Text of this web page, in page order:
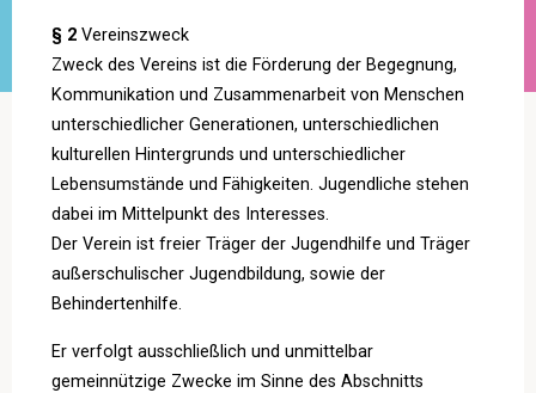
§ 2Vereinszweck
Zweck des Vereins ist die Förderung der Begegnung,
Kommunikation und Zusammenarbeit von Menschen
unterschiedlicher Generationen, unterschiedlichen
kulturellen Hintergrunds und unterschiedlicher
Lebensumstände und Fähigkeiten. Jugendliche stehen
dabei im Mittelpunkt des Interesses.
Der Verein ist freier Träger der Jugendhilfe und Träger
außerschulischer Jugendbildung, sowie der
Behindertenhilfe.
Er verfolgt ausschließlich und unmittelbar
gemeinnützige Zwecke im Sinne des Abschnitts